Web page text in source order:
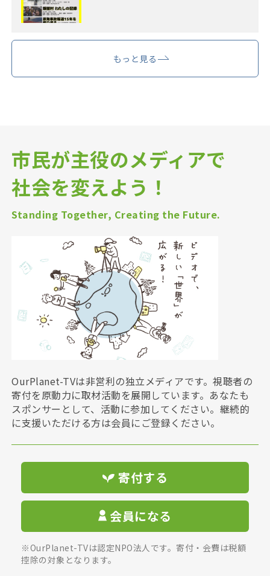
もっと見る
市民が主役のメディアで
社会を変えよう！
Standing Together, Creating the Future.
OurPlanet-TVは非営利の独立メディアです。視聴者の
寄付を原動力に取材活動を展開しています。あなたも
スポンサーとして、活動に参加してください。継続的
に支援いただける方は会員にご登録ください。
寄付する
会員になる
※OurPlanet-TVは認定NPO法人です。寄付・会費は税額
控除の対象となります。